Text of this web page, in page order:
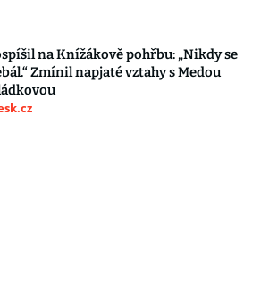
na Knížákově pohřbu: „Nikdy se
Zmínil napjaté vztahy s Medou